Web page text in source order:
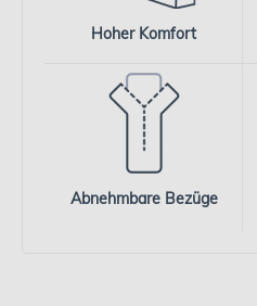
Hoher Komfort
Abnehmbare Bezüge